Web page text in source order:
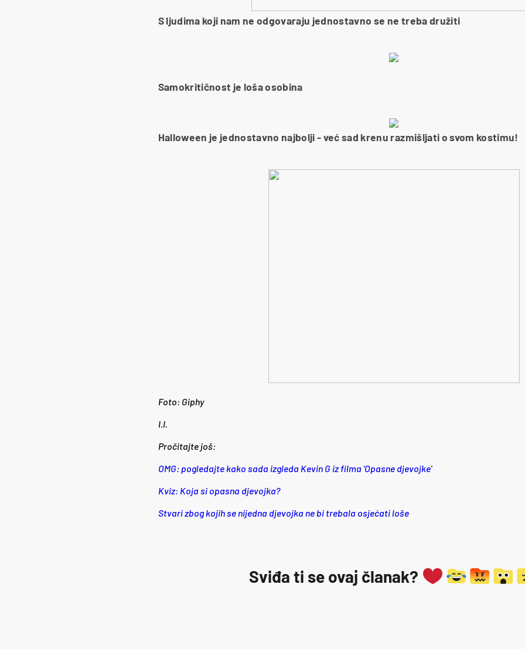
S ljudima koji nam ne odgovaraju jednostavno se ne treba družiti
Samokritičnost je loša osobina
Halloween je jednostavno najbolji - već sad krenu razmišljati o svom kostimu!
Foto: Giphy
I.I.
Pročitajte još:
OMG: pogledajte kako sada izgleda Kevin G iz filma 'Opasne djevojke'
Kviz: Koja si opasna djevojka?
Stvari zbog kojih se nijedna djevojka ne bi trebala osjećati loše
Sviđa ti se ovaj članak?